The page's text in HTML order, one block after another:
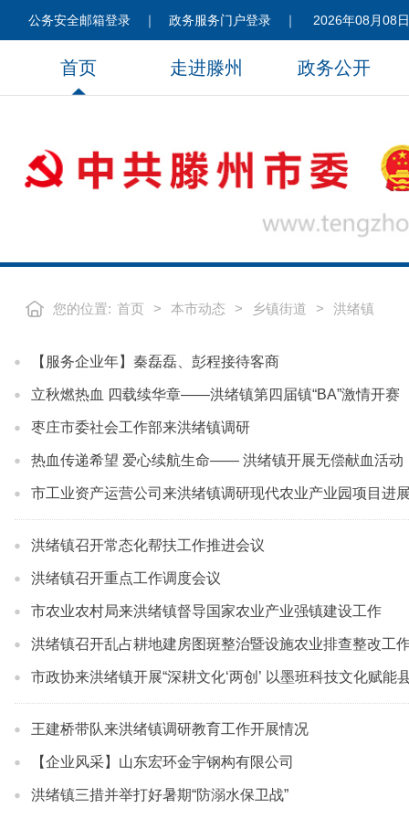
公务安全邮箱登录 ｜ 政务服务门户登录 ｜ 2026年08月08
首页 走进滕州 政务公开
您的位置: 首页 > 本市动态 > 乡镇街道 > 洪绪镇
【服务企业年】秦磊磊、彭程接待客商
立秋燃热血 四载续华章——洪绪镇第四届镇“BA”激情开赛
枣庄市委社会工作部来洪绪镇调研
热血传递希望 爱心续航生命—— 洪绪镇开展无偿献血活动
市工业资产运营公司来洪绪镇调研现代农业产业园项目进
洪绪镇召开常态化帮扶工作推进会议
洪绪镇召开重点工作调度会议
市农业农村局来洪绪镇督导国家农业产业强镇建设工作
洪绪镇召开乱占耕地建房图斑整治暨设施农业排查整改工
市政协来洪绪镇开展“深耕文化‘两创’ 以墨班科技文化赋能
王建桥带队来洪绪镇调研教育工作开展情况
【企业风采】山东宏环金宇钢构有限公司
洪绪镇三措并举打好暑期“防溺水保卫战”